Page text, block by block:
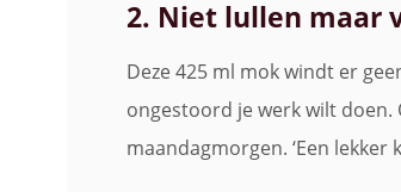
2. Niet lullen maar
Deze 425 ml mok windt er
ongestoord je werk wilt doen.
maandagmorgen. ‘Een lekker